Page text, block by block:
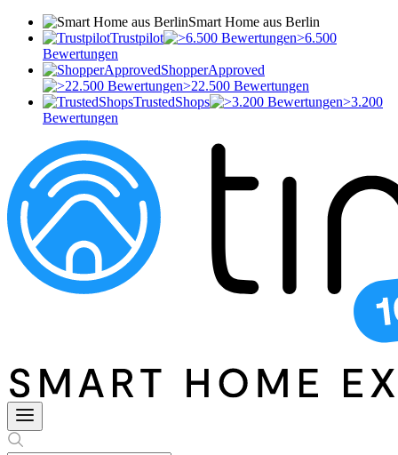
Smart Home aus Berlin
Trustpilot
>6.500
Bewertungen
ShopperApproved
>22.500 Bewertungen
TrustedShops
>3.200
Bewertungen